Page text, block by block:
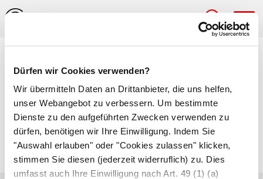
Dürfen wir Cookies verwenden?
Wir übermitteln Daten an Drittanbieter, die uns helfen,
unser Webangebot zu verbessern. Um bestimmte
Dienste zu den aufgeführten Zwecken verwenden zu
dürfen, benötigen wir Ihre Einwilligung. Indem Sie
"Auswahl erlauben" oder "Cookies zulassen" klicken,
stimmen Sie diesen (jederzeit widerruflich) zu. Dies
umfasst auch Ihre Einwilligung nach Art. 49 (1) (a)
Serienbruch
Mehr als zweiKnochenbrüchein einer
Körperregion, wie etwa beim
Rippenserienbruch.